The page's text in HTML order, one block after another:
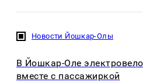
Новости Йошкар-Олы
В Йошкар-Оле
вместе с пассажиркой